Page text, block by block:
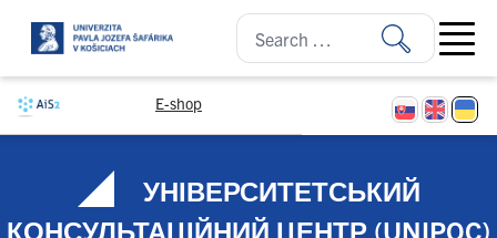
E-shop
Open
УНІВЕРСИТЕТСЬКИЙ
КОНСУЛЬТАЦІЙНИЙ ЦЕНТР (UNIPOC)